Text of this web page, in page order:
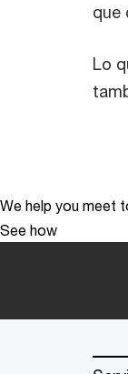
que
Lo
We help you meet
See how